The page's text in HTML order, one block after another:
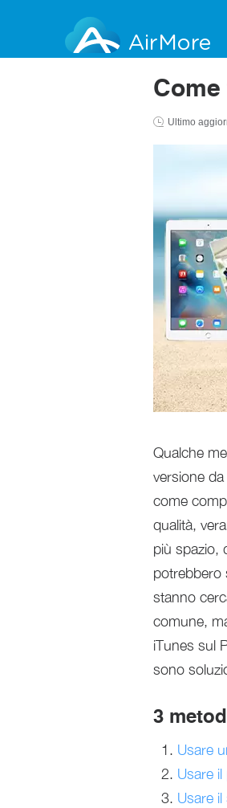
AirMore
Ultimo
Qualche
versione
come
qualità,
più spazio,
potrebbero
stanno
comune,
iTunes sul
sono
3
Usare
Usare
Usare